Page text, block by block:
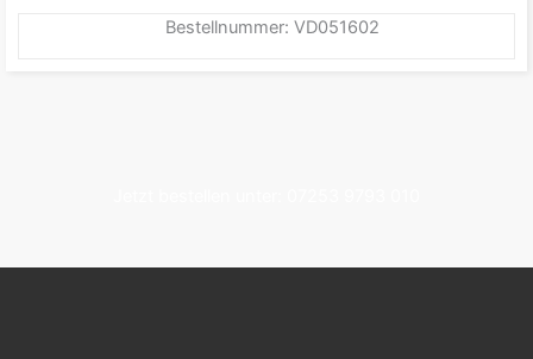
Bestellnummer: VD051602